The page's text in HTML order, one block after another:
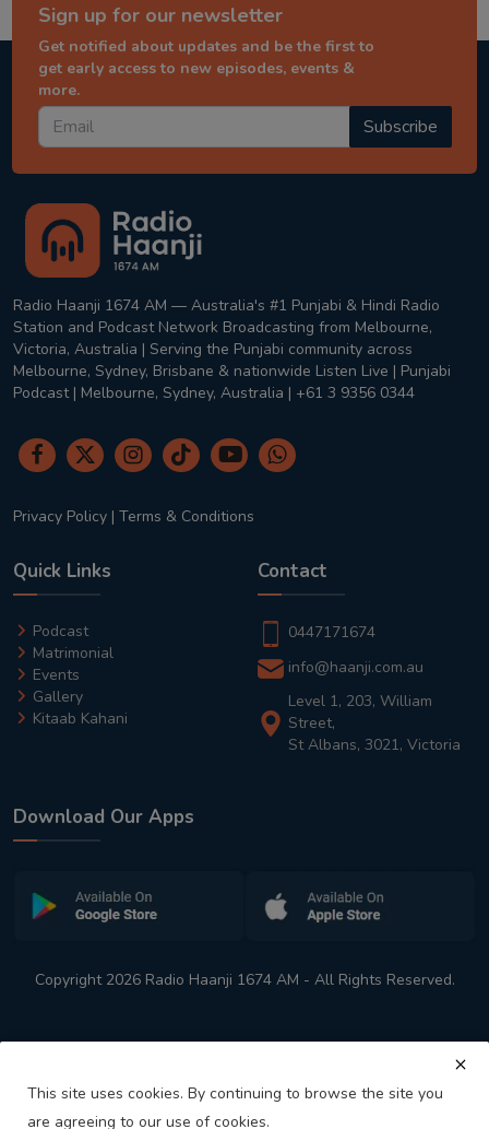
Sign up for our newsletter
Get notified about updates and be the first to
get early access to new episodes, events &
more.
Subscribe
Radio Haanji 1674 AM — Australia's #1 Punjabi & Hindi Radio
Station and Podcast Network Broadcasting from Melbourne,
Victoria, Australia | Serving the Punjabi community across
Melbourne, Sydney, Brisbane & nationwide Listen Live | Punjabi
Podcast | Melbourne, Sydney, Australia | +61 3 9356 0344
Privacy Policy | Terms & Conditions
Quick Links
Podcast
Matrimonial
Events
Gallery
Kitaab Kahani
Contact
0447171674
info@haanji.com.au
Level 1, 203, William
Street,
St Albans, 3021, Victoria
Download Our Apps
Copyright 2026 Radio Haanji 1674 AM - All Rights Reserved.
This site uses cookies. By continuing to browse the site you
are agreeing to our use of cookies.